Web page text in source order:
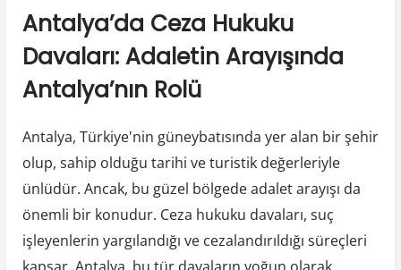
Antalya’da Ceza Hukuku
Davaları: Adaletin Arayışında
Antalya’nın Rolü
Antalya, Türkiye'nin güneybatısında yer alan bir şehir
olup, sahip olduğu tarihi ve turistik değerleriyle
ünlüdür. Ancak, bu güzel bölgede adalet arayışı da
önemli bir konudur. Ceza hukuku davaları, suç
işleyenlerin yargılandığı ve cezalandırıldığı süreçleri